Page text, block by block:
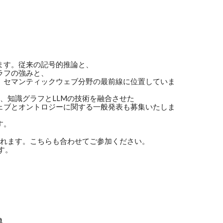
。従来の記号的推論と、
の強みと、
マンティックウェブ分野の最前線に位置していま
知識グラフとLLMの技術を融合させた
とオントロジーに関する一般発表も募集いたしま
ます。こちらも合わせてご参加ください。
。